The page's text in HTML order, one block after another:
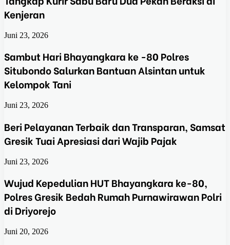
Kenjeran
Juni 23, 2026
Sambut Hari Bhayangkara ke -80 Polres
Situbondo Salurkan Bantuan Alsintan untuk
Kelompok Tani
Juni 23, 2026
Beri Pelayanan Terbaik dan Transparan, Samsat
Gresik Tuai Apresiasi dari Wajib Pajak
Juni 23, 2026
Wujud Kepedulian HUT Bhayangkara ke-80,
Polres Gresik Bedah Rumah Purnawirawan Polri
di Driyorejo
Juni 20, 2026